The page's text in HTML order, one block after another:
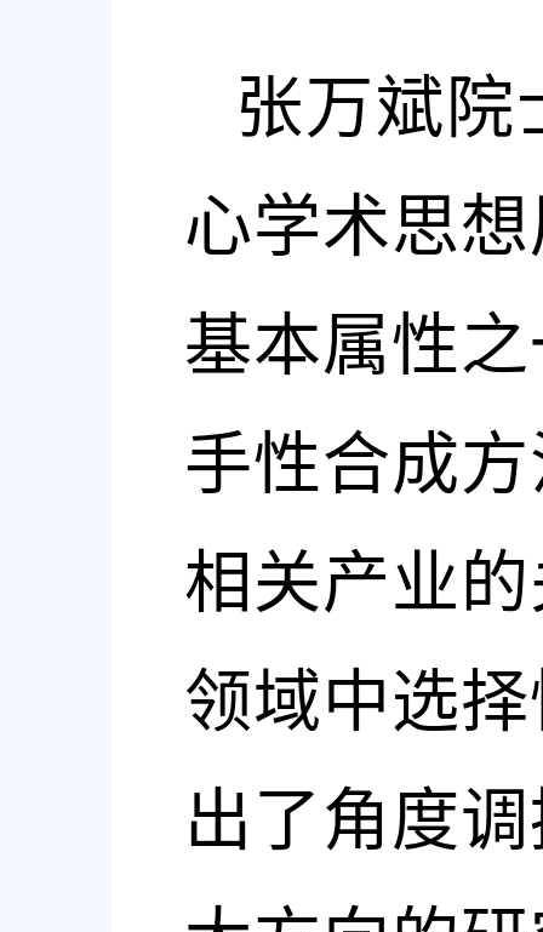
张万斌院
心学术思
基本属性
手性合成
相关产业
领域中选
出了角度